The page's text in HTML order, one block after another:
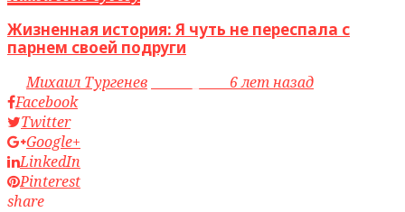
Жизненная история: Я чуть не переспала с
парнем своей подруги
byМихаил Тургенев
6 лет назад
Facebook
Twitter
Google+
LinkedIn
Pinterest
share